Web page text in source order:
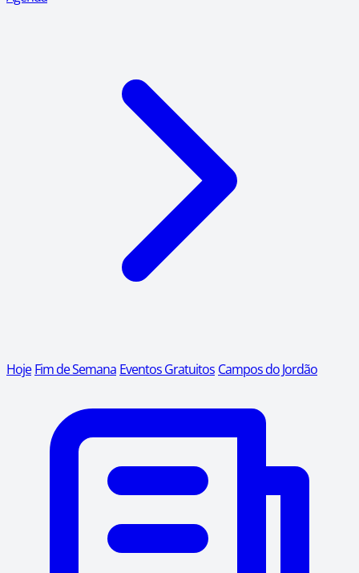
Hoje Fim de Semana Eventos Gratuitos Campos do Jordão